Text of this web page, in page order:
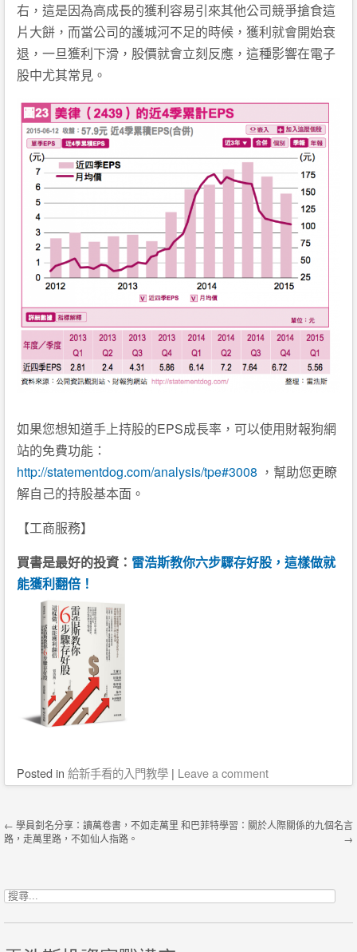
右，這是因為高成長的獲利容易引來其他公司競爭搶食這
片大餅，而當公司的護城河不足的時候，獲利就會開始衰
退，一旦獲利下滑，股價就會立刻反應，這種影響在電子
股中尤其常見。
如果您想知道手上持股的EPS成長率，可以使用財報狗網
站的免費功能：
http://statementdog.com/analysis/tpe#3008 ，幫助您更瞭
解自己的持股基本面。
【工商服務】
買書是最好的投資： 雷浩斯教你六步驟存好股，這樣做就
能獲利翻倍！
Posted in 給新手看的入門教學 | Leave a comment
← 學員釗名分享：讀萬卷書，不如走萬里
路，走萬里路，不如仙人指路。
和巴菲特學習：關於人際關係的九個名言
→
搜尋關鍵字: